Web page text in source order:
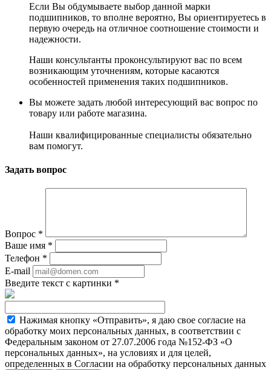
Если Вы обдумываете выбор данной марки
подшипников, то вполне вероятно, Вы ориентируетесь в
первую очередь на отличное соотношение стоимости и
надежности.
Наши консультанты проконсультируют вас по всем
возникающим уточнениям, которые касаются
особенностей применения таких подшипников.
Вы можете задать любой интересующий вас вопрос по
товару или работе магазина.
Наши квалифицированные специалисты обязательно
вам помогут.
Задать вопрос
Вопрос *
Ваше имя *
Телефон *
E-mail
Введите текст с картинки *
Нажимая кнопку «Отправить», я даю свое согласие на
обработку моих персональных данных, в соответствии с
Федеральным законом от 27.07.2006 года №152-ФЗ «О
персональных данных», на условиях и для целей,
определенных в Согласии на обработку персональных данных